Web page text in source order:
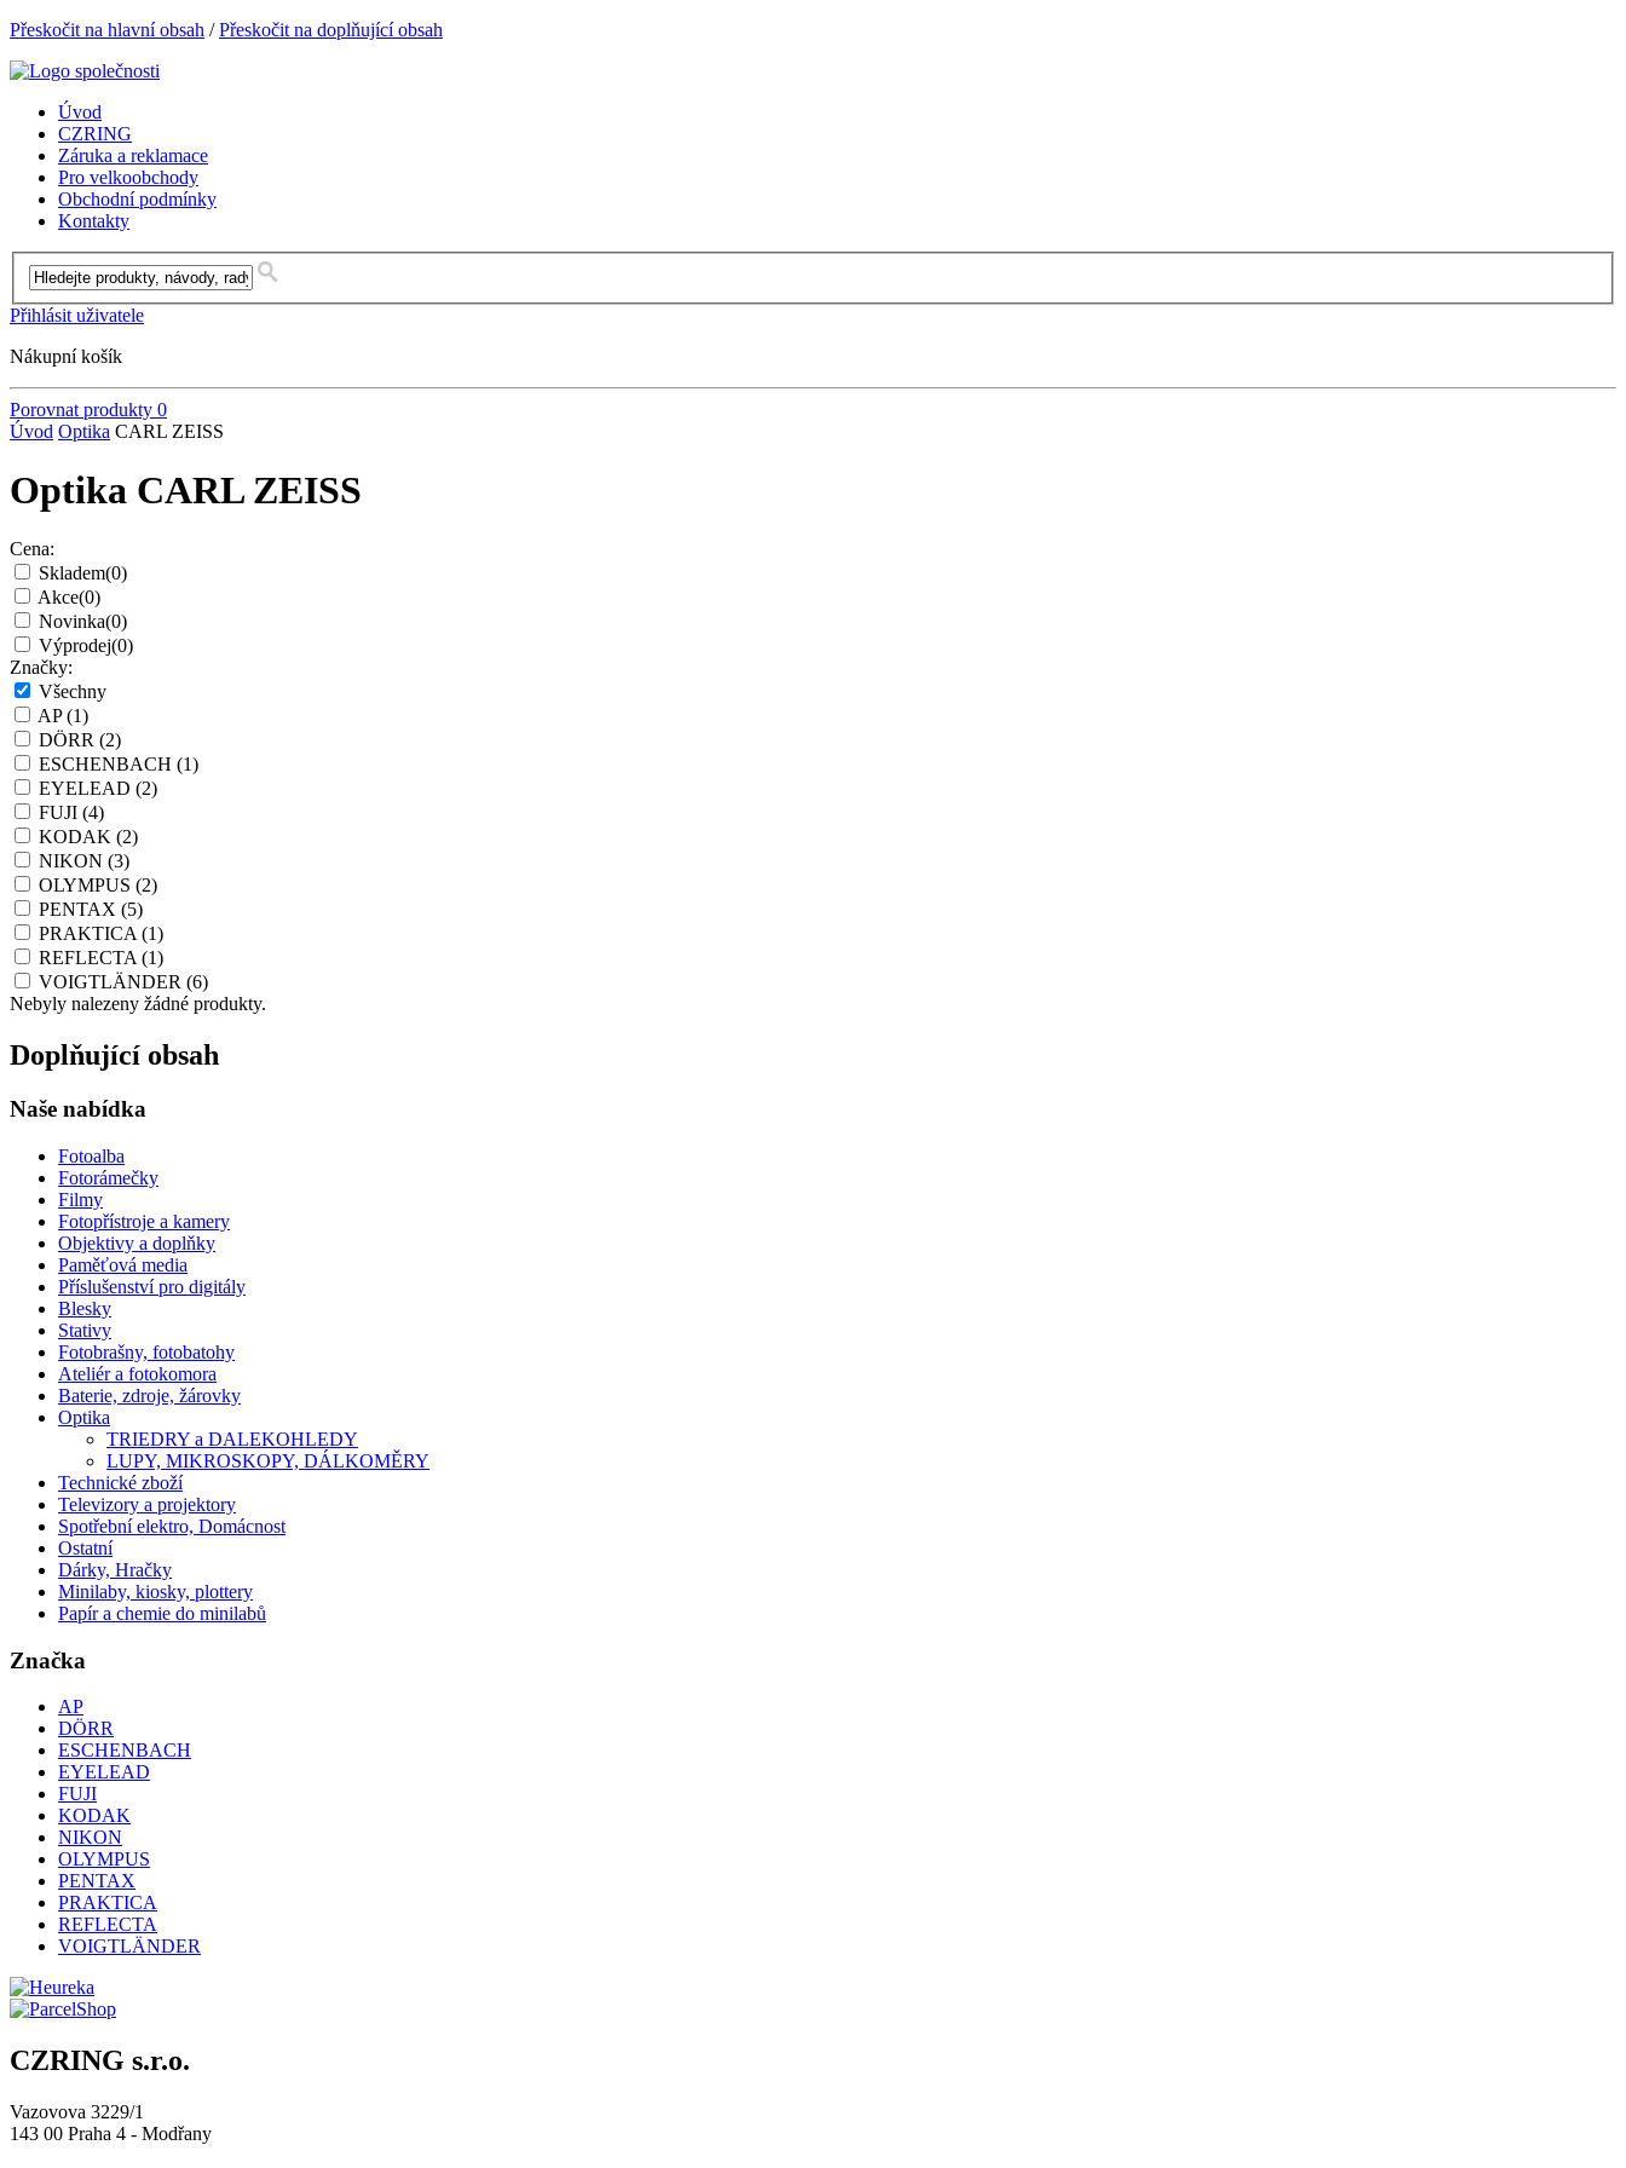
Přeskočit na hlavní obsah /Přeskočit na doplňující obsah
Úvod
CZRING
Záruka a reklamace
Pro velkoobchody
Obchodní podmínky
Kontakty
Přihlásit uživatele
Nákupní košík
Porovnat produkty 0
Úvod Optika CARL ZEISS
Optika CARL ZEISS
Cena:
Skladem(0)
Akce(0)
Novinka(0)
Výprodej(0)
Značky:
Všechny
AP(1)
DÖRR (2)
ESCHENBACH (1)
EYELEAD (2)
FUJI (4)
KODAK (2)
NIKON (3)
OLYMPUS (2)
PENTAX (5)
PRAKTICA(1)
REFLECTA(1)
VOIGTLÄNDER (6)
Nebyly nalezeny žádné produkty.
Doplňující obsah
Naše nabídka
Fotoalba
Fotorámečky
Filmy
Fotopřístroje a kamery
Objektivy a doplňky
Paměťová media
Příslušenství pro digitály
Blesky
Stativy
Fotobrašny, fotobatohy
Ateliér a fotokomora
Baterie, zdroje, žárovky
Optika
TRIEDRY a DALEKOHLEDY
LUPY, MIKROSKOPY, DÁLKOMĚRY
Technické zboží
Televizory a projektory
Spotřební elektro, Domácnost
Ostatní
Dárky, Hračky
Minilaby, kiosky, plottery
Papír a chemie do minilabů
Značka
AP
DÖRR
ESCHENBACH
EYELEAD
FUJI
KODAK
NIKON
OLYMPUS
PENTAX
PRAKTICA
REFLECTA
VOIGTLÄNDER
CZRING s.r.o.
Vazovova 3229/1
143 00 Praha 4 - Modřany